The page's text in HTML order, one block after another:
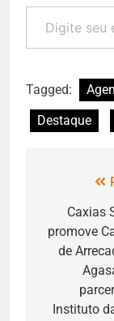
Tagged:
Destaque
Caxias
promove
de
Instituto